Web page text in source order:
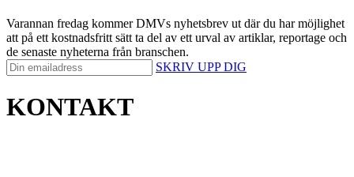
Varannan fredag kommer DMVs nyhetsbrev ut där du har möjlighet
att på ett kostnadsfritt sätt ta del av ett urval av artiklar, reportage och
de senaste nyheterna från branschen.
SKRIV UPP DIG
KONTAKT